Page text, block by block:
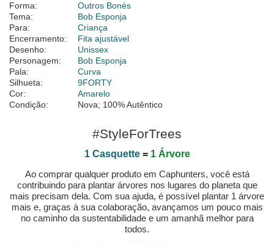
Forma:
Outros Bonés
Tema:
Bob Esponja
Para:
Criança
Encerramento:
Fita ajustável
Desenho:
Unissex
Personagem:
Bob Esponja
Pala:
Curva
Silhueta:
9FORTY
Cor:
Amarelo
Condição:
Nova; 100% Autêntico
#StyleForTrees
1 Casquette= 1 Árvore
Ao comprar qualquer produto em Caphunters, você está
contribuindo para plantar árvores nos lugares do planeta que
mais precisam dela. Com sua ajuda, é possível plantar 1 árvore
mais e, graças à sua colaboração, avançamos um pouco mais
no caminho da sustentabilidade e um amanhã melhor para
todos.